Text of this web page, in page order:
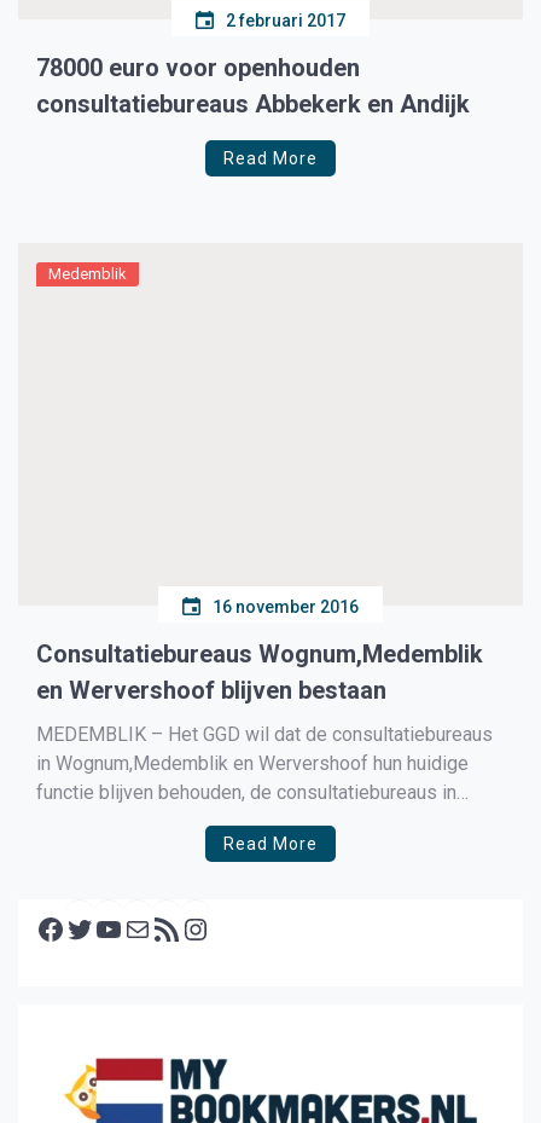
2 februari 2017
78000 euro voor openhouden
consultatiebureaus Abbekerk en Andijk
Read More
Medemblik
16 november 2016
Consultatiebureaus Wognum,Medemblik
en Wervershoof blijven bestaan
MEDEMBLIK – Het GGD wil dat de consultatiebureaus
in Wognum,Medemblik en Wervershoof hun huidige
functie blijven behouden, de consultatiebureaus in
Read More
Facebook Twitter YouTube E-mail RSS feed